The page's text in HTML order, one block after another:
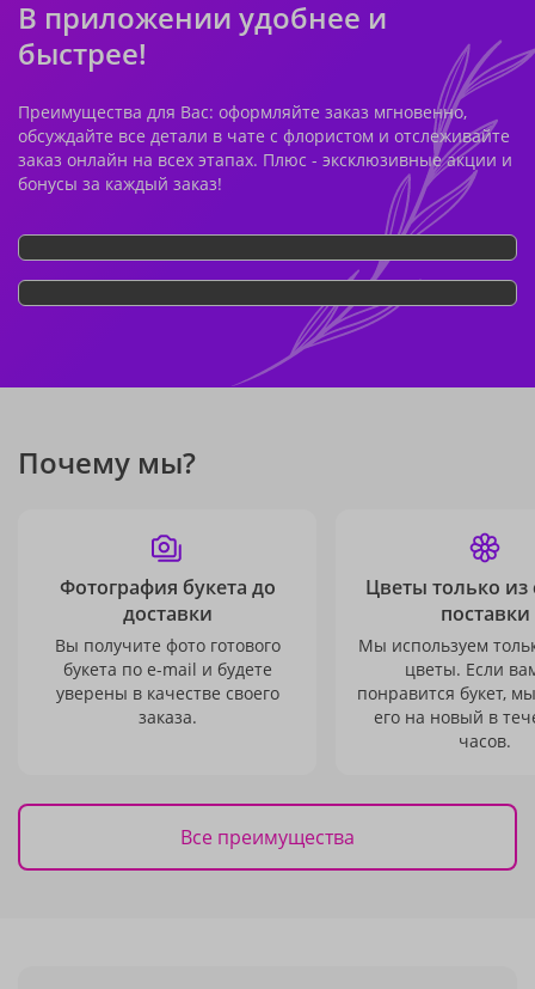
В приложении удобнее и
быстрее!
Преимущества для Вас: оформляйте заказ мгновенно,
обсуждайте все детали в чате с флористом и отслеживайте
заказ онлайн на всех этапах. Плюс - эксклюзивные акции и
бонусы за каждый заказ!
Почему мы?
Фотография букета до
доставки
Вы получите фото готового
букета по e-mail и будете
уверены в качестве своего
заказа.
Цветы только из
поставки
Мы используем
цветы. Если
понравится букет,
его на новый в
часов.
Все преимущества